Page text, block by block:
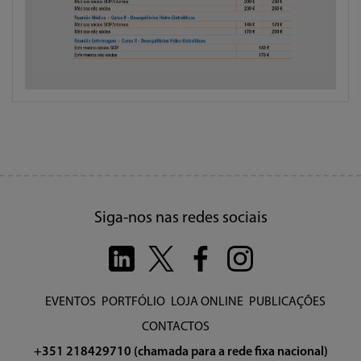
Siga-nos nas redes sociais
EVENTOS PORTFÓLIO LOJA ONLINE PUBLICAÇÕES
CONTACTOS
+351 218429710 (chamada para a rede fixa nacional)